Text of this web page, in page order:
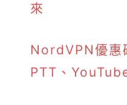
來
NordVPN優惠
PTT、